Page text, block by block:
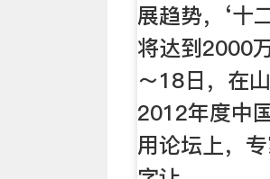
展趋势，‘十
将达到2000
～18日，在
2012年度中
用论坛上，